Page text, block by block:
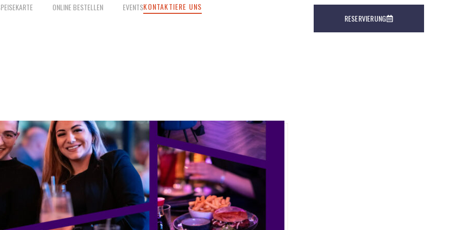
ONLINE BESTELLEN EVENTSKONTAKTIERE UNS
RESERVIERUNG